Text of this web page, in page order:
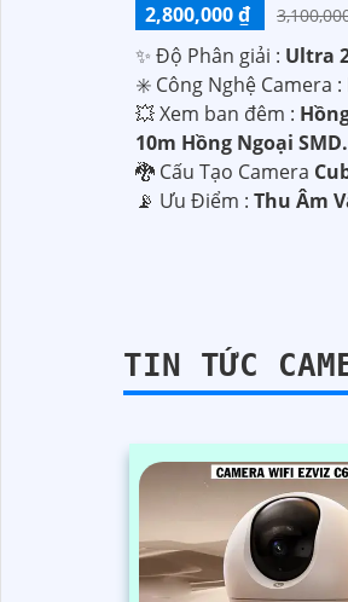
'
2,800,000 ₫
✨ Độ Phân giải : Ultra
✳️ Công Nghệ Camera :
💥 Xem ban đêm :
10m Hồng Ngoại SMD.
🐉️ Cấu Tạo Camera
️📡 Ưu Điểm : Thu Âm
TIN TỨC